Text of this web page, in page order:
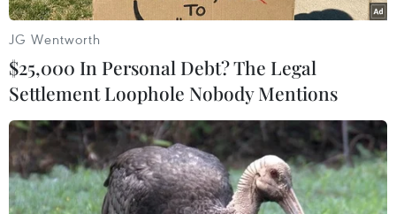
JG Wentworth
$25,000 In Personal Debt? The Legal
Settlement Loophole Nobody Mentions